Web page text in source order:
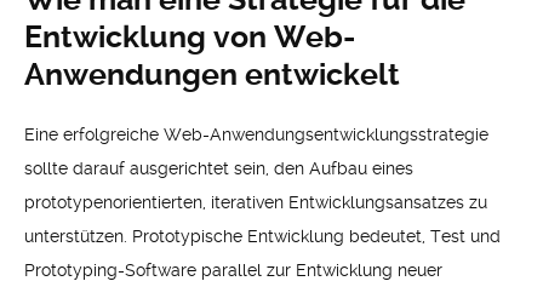
Entwicklung von Web-
Anwendungen entwickelt
Eine erfolgreiche Web-Anwendungsentwicklungsstrategie
sollte darauf ausgerichtet sein, den Aufbau eines
prototypenorientierten, iterativen Entwicklungsansatzes zu
unterstützen. Prototypische Entwicklung bedeutet, Test und
Prototyping-Software parallel zur Entwicklung neuer